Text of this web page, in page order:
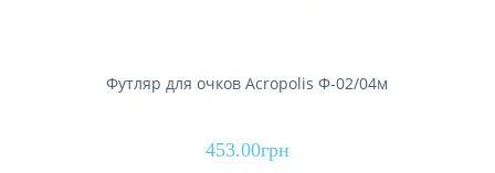
Футляр для очков Acropolis Ф-02/04м
453.00грн